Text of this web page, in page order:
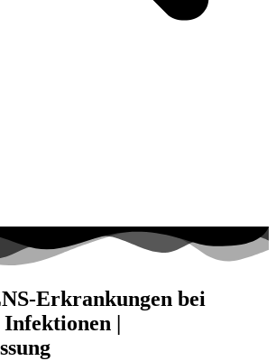
Erkrankungen bei
Infektionen |